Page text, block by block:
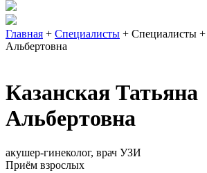
Главная + Специалисты + Специалисты +
Альбертовна
Казанская Татьяна
Альбертовна
акушер-гинеколог, врач УЗИ
Приём взрослых